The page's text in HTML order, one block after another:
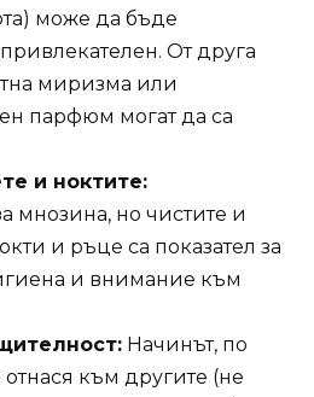
може да бъде
От друга
миризма или
парфюм могат да са
и ноктите:
мнозина, но чистите и
и ръце са показател за
и внимание към
Начинът, по
към другите (не